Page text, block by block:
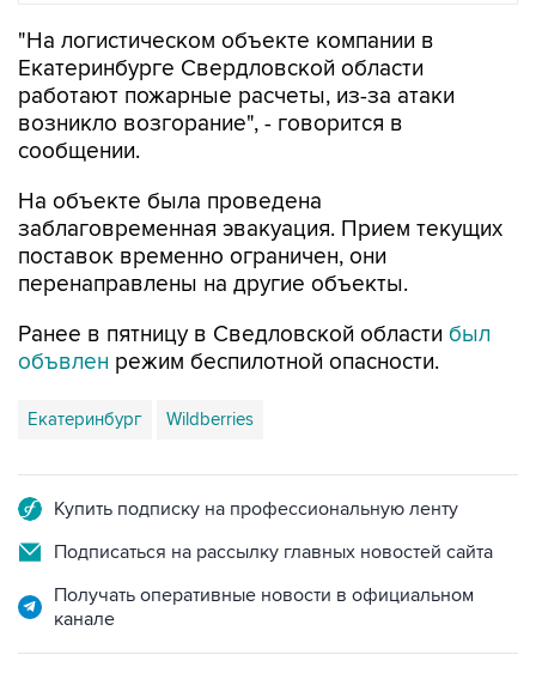
"На логистическом объекте компании в
Екатеринбурге Свердловской области
работают пожарные расчеты, из-за атаки
возникло возгорание", - говорится в
сообщении.
На объекте была проведена
заблаговременная эвакуация. Прием текущих
поставок временно ограничен, они
перенаправлены на другие объекты.
Ранее в пятницу в Сведловской области был
объвлен режим беспилотной опасности.
Екатеринбург Wildberries
Купить подписку на профессиональную ленту
Подписаться на рассылку главных новостей сайта
Получать оперативные новости в официальном
канале